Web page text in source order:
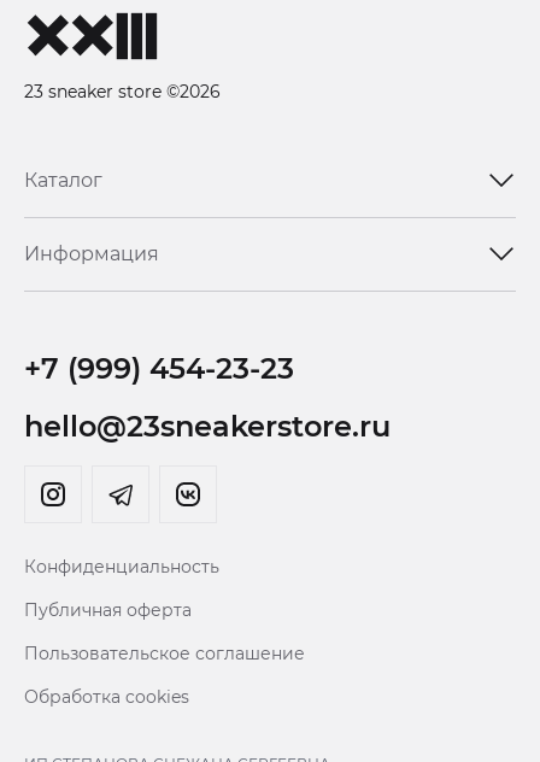
23 sneaker store ©2026
Каталог
Информация
+7 (999) 454-23-23
hello@23sneakerstore.ru
Конфиденциальность
Публичная оферта
Пользовательское соглашение
Обработка cookies